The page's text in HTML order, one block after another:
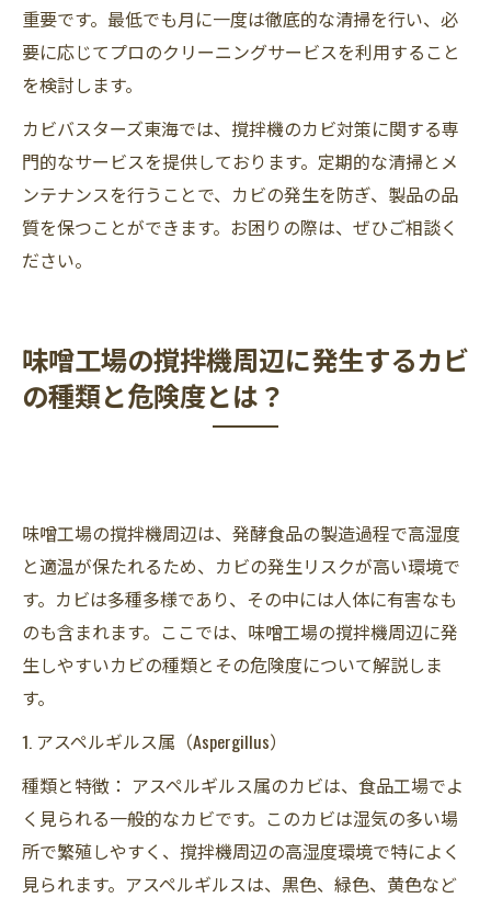
重要です。最低でも月に一度は徹底的な清掃を行い、必
要に応じてプロのクリーニングサービスを利用すること
を検討します。
カビバスターズ東海では、撹拌機のカビ対策に関する専
門的なサービスを提供しております。定期的な清掃とメ
ンテナンスを行うことで、カビの発生を防ぎ、製品の品
質を保つことができます。お困りの際は、ぜひご相談く
ださい。
味噌工場の撹拌機周辺に発生するカビ
の種類と危険度とは？
味噌工場の撹拌機周辺は、発酵食品の製造過程で高湿度
と適温が保たれるため、カビの発生リスクが高い環境で
す。カビは多種多様であり、その中には人体に有害なも
のも含まれます。ここでは、味噌工場の撹拌機周辺に発
生しやすいカビの種類とその危険度について解説しま
す。
1. アスペルギルス属（Aspergillus）
種類と特徴： アスペルギルス属のカビは、食品工場でよ
く見られる一般的なカビです。このカビは湿気の多い場
所で繁殖しやすく、撹拌機周辺の高湿度環境で特によく
見られます。アスペルギルスは、黒色、緑色、黄色など